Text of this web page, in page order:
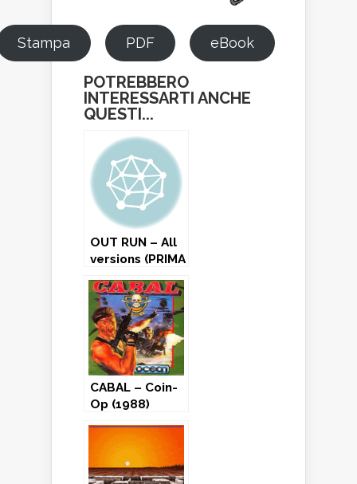
Stampa PDF eBook
POTREBBERO
INTERESSARTI ANCHE
QUESTI...
OUT RUN – All
versions (PRIMA
CABAL – Coin-
Op (1988)